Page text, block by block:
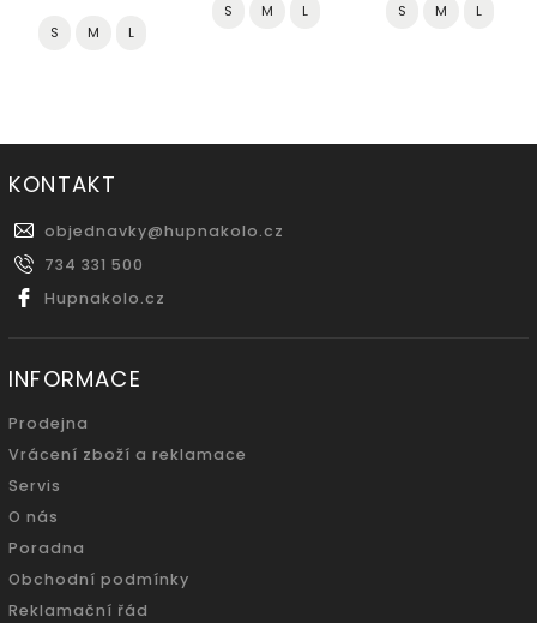
S M L
S M L S M L
KONTAKT
objednavky@hupnakolo.cz
734 331 500
Hupnakolo.cz
INFORMACE
Prodejna
Vrácení zboží a reklamace
Servis
O nás
Poradna
Obchodní podmínky
Reklamační řád